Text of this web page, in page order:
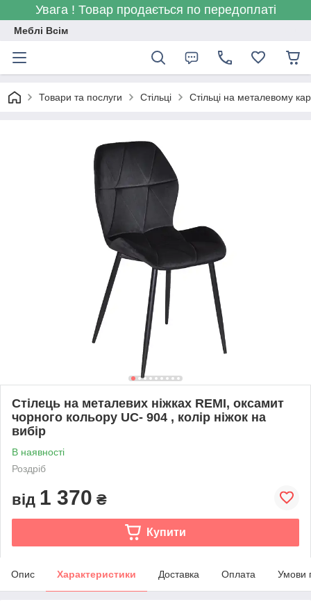
Увага ! Товар продається по передоплаті
Меблі Всім
Товари та послуги Стільці Стільці на металевому
Стілець на металевих ніжках REMI, оксамит
чорного кольору UC- 904 , колір ніжок на
вибір
В наявності
Роздріб
від 1 370 ₴
Купити
Опис Характеристики Доставка Оплата Умови